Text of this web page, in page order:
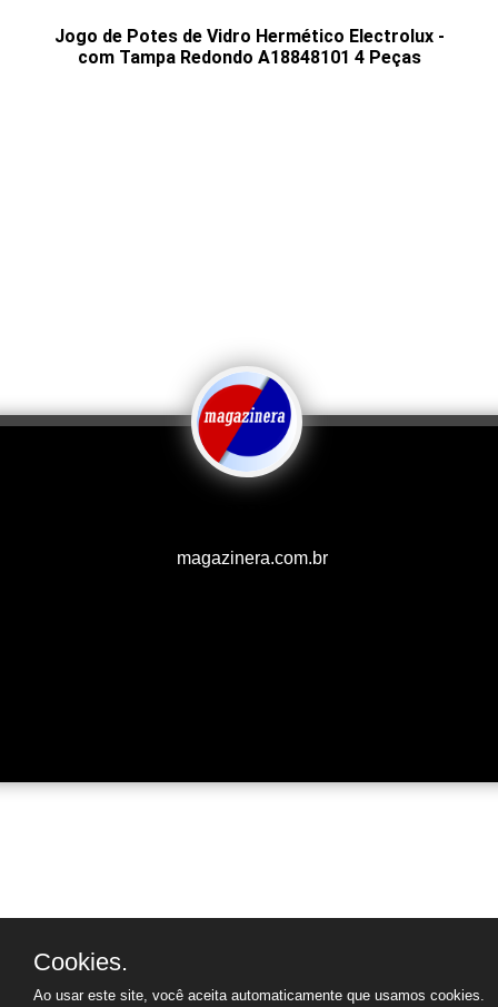
Jogo de Potes de Vidro Hermético Electrolux -
com Tampa Redondo A18848101 4 Peças
magazinera.com.br
Cookies.
Ao usar este site, você aceita automaticamente que usamos cookies.